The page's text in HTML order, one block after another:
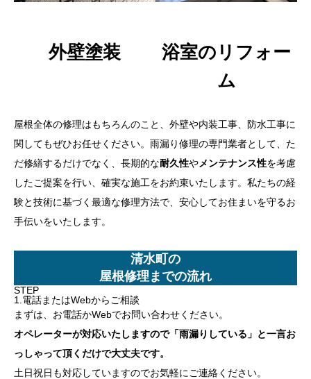
外壁塗装
浴室のリフォー
ム
屋根全体の修理はもちろんのこと、外壁や内装工事、防水工事に
関してもぜひお任せください。雨漏り修理の専門業者として、た
だ修繕するだけでなく、長期的な耐久性やメンテナンス性を考慮
したご提案を行い、確実な施工をお約束いたします。私たちの経
験と技術に基づく最適な修理方法で、安心してお住まいを守るお
手伝いをいたします。
清水町の
屋根修理までの流れ
STEP
1.電話またはWebからご相談
まずは、お電話かWebでお問い合わせください。
オペレーターが対応いたしますので「雨漏りしている」と一言お
っしゃって頂くだけで大丈夫です。
土日祝日も対応していますのでお気軽にご連絡ください。